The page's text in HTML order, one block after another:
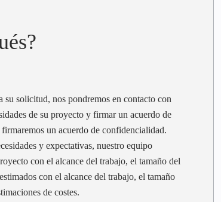
su solicitud, nos pondremos en contacto con
de su proyecto y firmar un acuerdo de
un acuerdo de confidencialidad.
y expectativas, nuestro equipo
con el alcance del trabajo, el tamaño del
con el alcance del trabajo, el tamaño
de costes.